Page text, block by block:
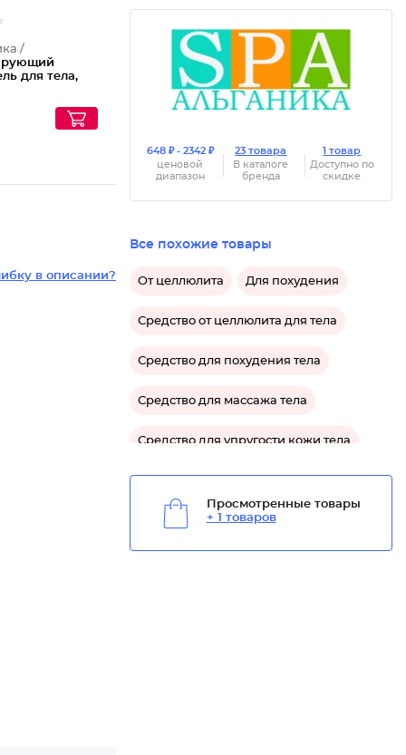
/
для тела,
в описании?
648 ₽ - 2342 ₽
ценовой
диапазон
23 товара
В каталоге
бренда
1 товар
Доступно по
скидке
Все похожие товары
От целлюлита Для похудения
Средство от целлюлита для тела
Средство для похудения тела
Средство для массажа тела
Средство для упругости кожи тела
Средство от растяжек для тела
Просмотренные товары
+ 1 товаров